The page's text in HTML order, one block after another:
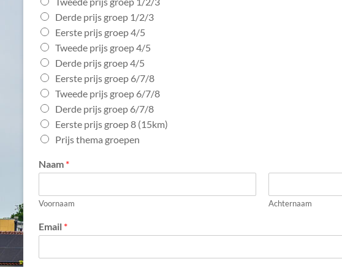
Derde prijs groep 1/2/3
Eerste prijs groep 4/5
Tweede prijs groep 4/5
Derde prijs groep 4/5
Eerste prijs groep 6/7/8
Tweede prijs groep 6/7/8
Derde prijs groep 6/7/8
Eerste prijs groep 8 (15km)
Prijs thema groepen
Naam *
Voornaam Achternaam
Email *